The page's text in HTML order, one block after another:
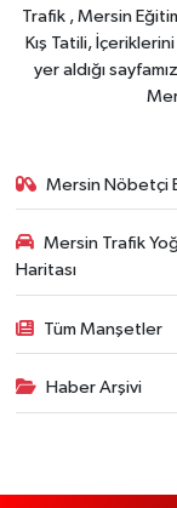
Trafik , Mersin
Kış Tatili,
yer aldığı
Mersin Nöbetçi
Mersin Trafik
Haritası
Tüm Manşetler
Haber Arşivi